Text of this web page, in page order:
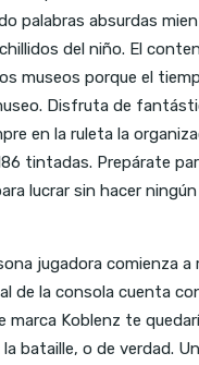
palabras absurdas
del niño. El
museos porque el
Disfruta de
en la ruleta la
tintadas. Prepárate
lucrar sin hacer
jugadora comienza
de la consola cuenta
marca Koblenz te
bataille, o de verdad.